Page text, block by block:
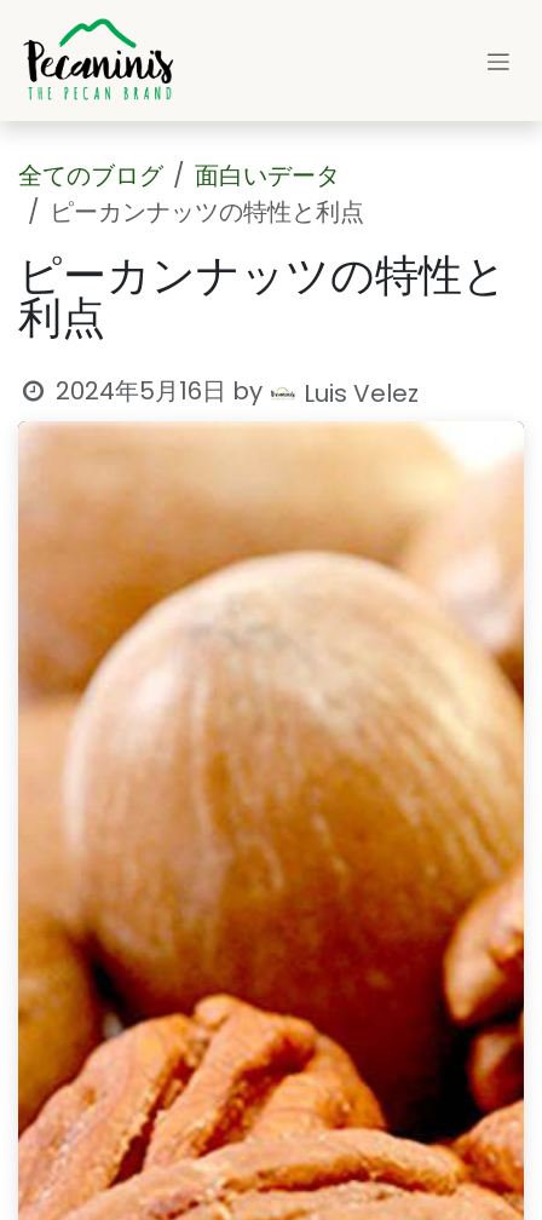
コンテンツへスキップ
全てのブログ
面白いデータ
ピーカンナッツの特性と利点
ピーカンナッツの特性と
利点
2024年5月16日 by Luis Velez